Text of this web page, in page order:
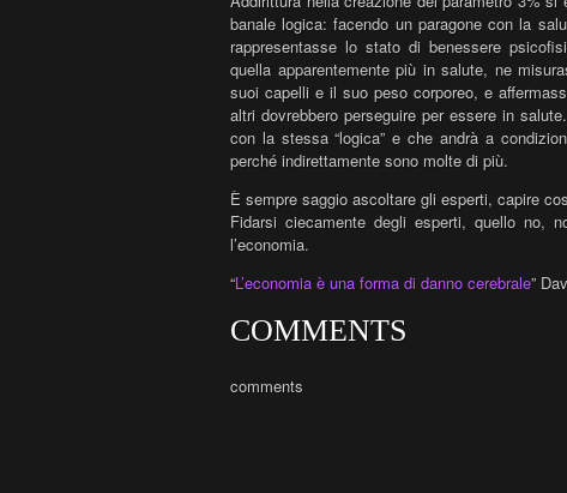
banale logica: facendo un paragone con la
rappresentasse lo stato di benessere
quella apparentemente più in salute, ne
suoi capelli e il suo peso corporeo, e
altri dovrebbero perseguire per essere in
con la stessa “logica” e che andrà a
perché indirettamente sono molte di più.
È sempre saggio ascoltare gli esperti, capire
Fidarsi ciecamente degli esperti, quello no,
l’economia.
“L’economia è una forma di danno cerebrale”
COMMENTS
comments